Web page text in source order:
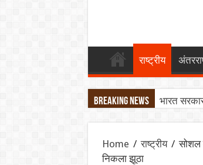
राष्ट्रीय
Breaking News भारत
दिल्ली
प्रयागराज
Home / राष्ट्रीय / सोशल
निकला झूठा